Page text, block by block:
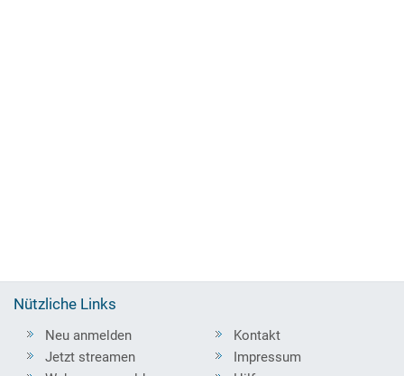
Nützliche Links
Neu anmelden
Jetzt streamen
Kontakt
Impressum